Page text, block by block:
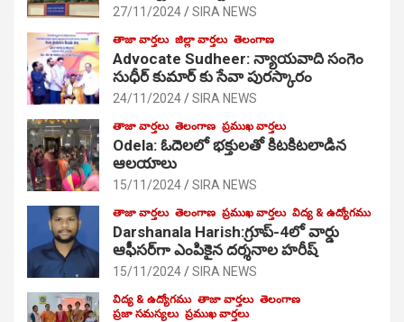
27/11/2024 SIRA NEWS
తాజా వార్తలు జిల్లా వార్తలు తెలంగాణ
Advocate Sudheer: న్యాయవాది సంగెం
సుధీర్ కుమార్ కు సేవా పురస్కారం
24/11/2024 SIRA NEWS
తాజా వార్తలు తెలంగాణ ప్రముఖ వార్తలు
Odela: ఓదెల‌లో భక్తులతో కిటకిటలాడిన
ఆల‌యాలు
15/11/2024 SIRA NEWS
తాజా వార్తలు తెలంగాణ ప్రముఖ వార్తలు విద్య & ఉద్యోగము
Darshanala Harish:గ్రూప్-4లో వార్డు
ఆఫీసర్‌గా ఎంపికైన దర్శనాల హరీష్
15/11/2024 SIRA NEWS
విద్య & ఉద్యోగము తాజా వార్తలు తెలంగాణ
ప్రజా సమస్యలు ప్రముఖ వార్తలు